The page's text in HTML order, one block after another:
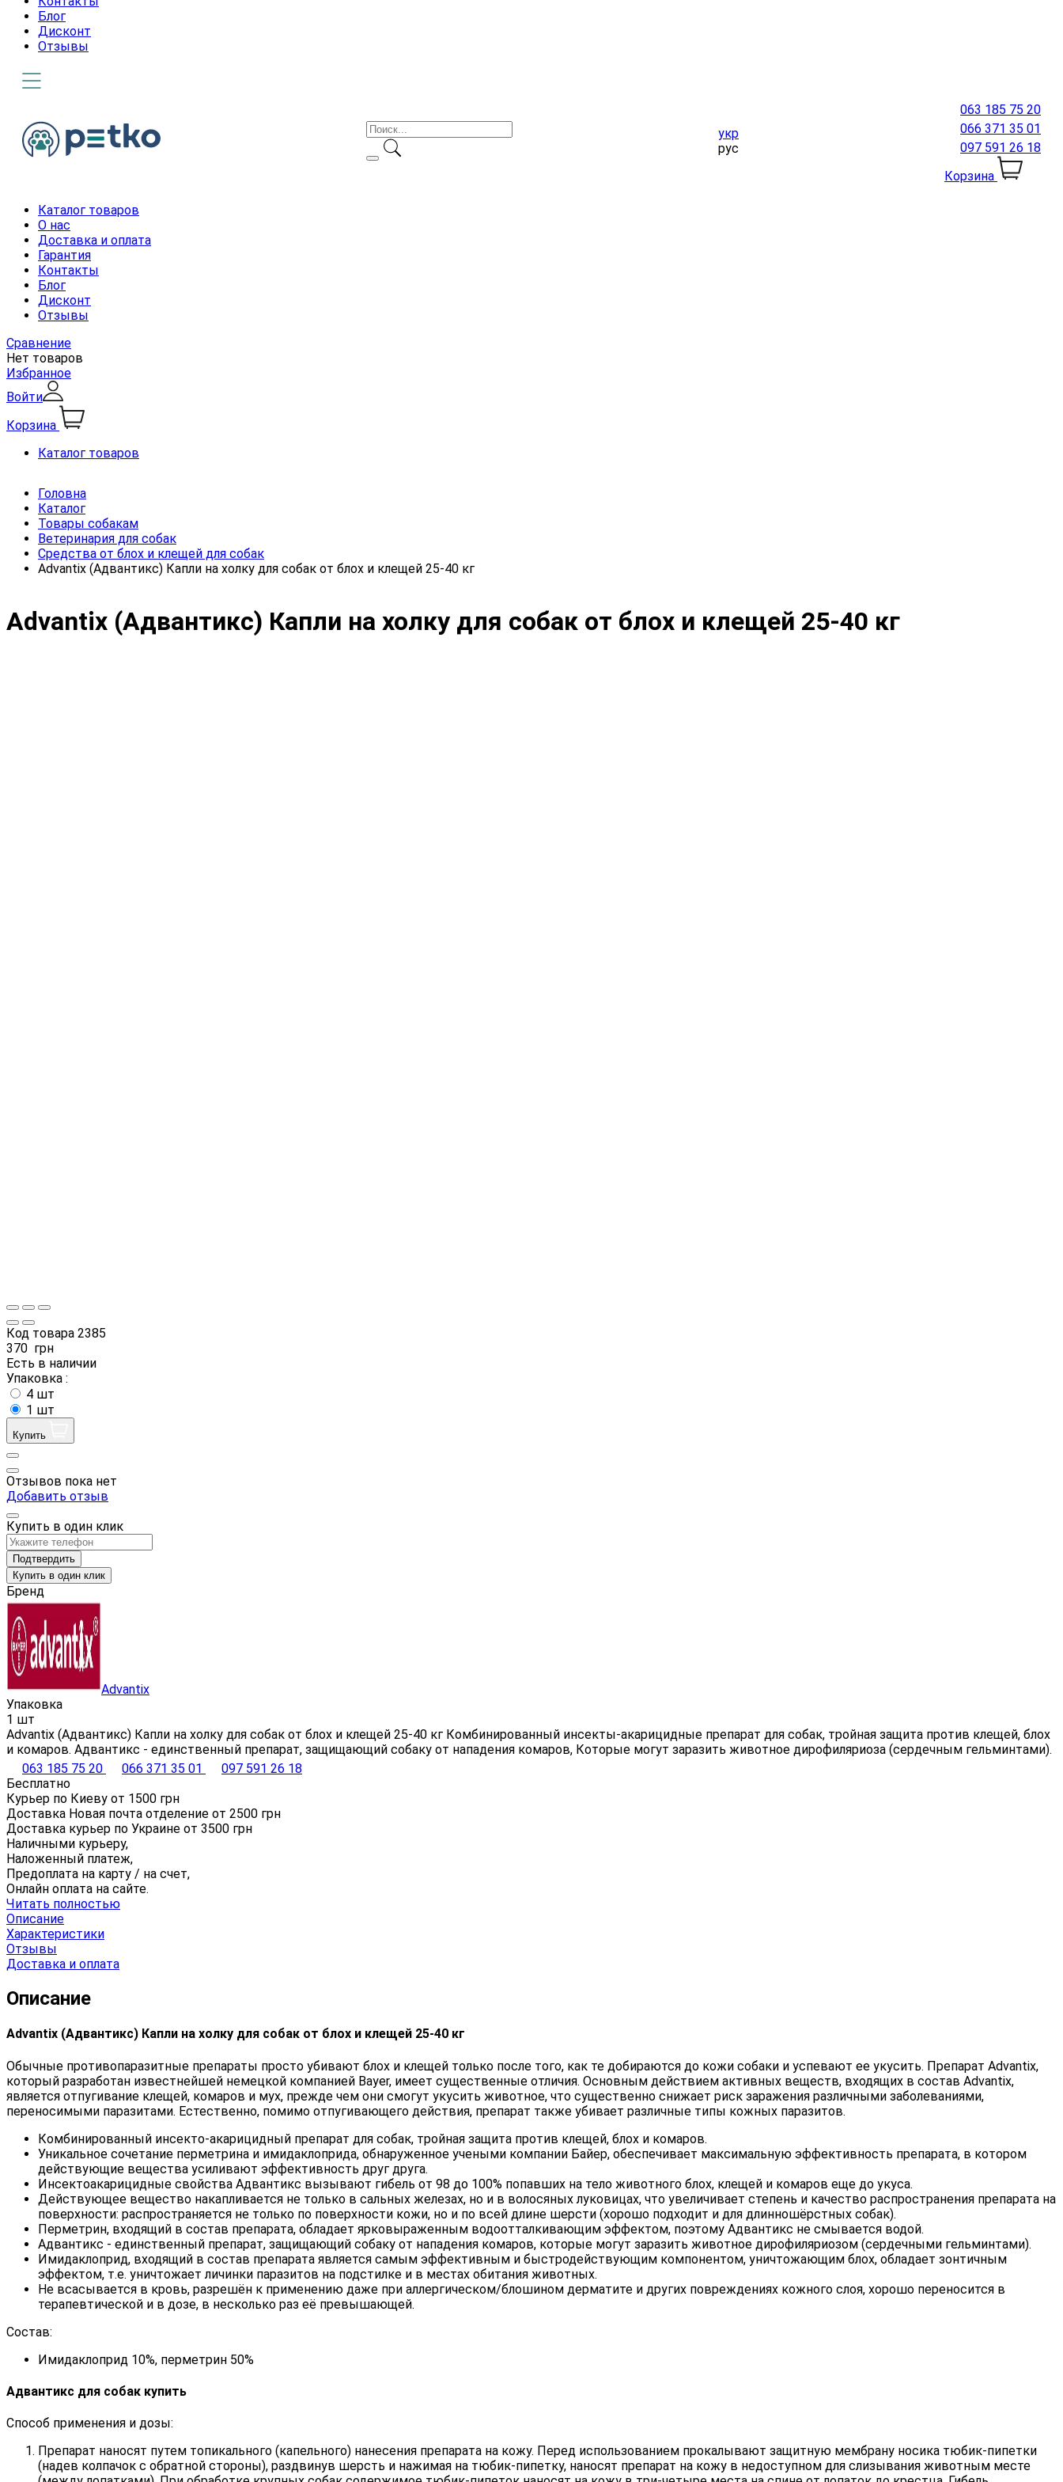
Блог
Дисконт
Отзывы
укр
рус
063 185 75 20
066 371 35 01
097 591 26 18
Корзина
Каталог товаров
О нас
Доставка и оплата
Гарантия
Контакты
Блог
Дисконт
Отзывы
Сравнение
Нет товаров
Избранное
Войти
Корзина
Каталог товаров
Головна
Каталог
Товары собакам
Ветеринария для собак
Средства от блох и клещей для собак
Advantix (Адвантикс) Капли на холку для собак от блох и клещей 25-40 кг
Advantix (Адвантикс) Капли на холку для собак от блох и клещей 25-40 кг
Код товара 2385
370 грн
Есть в наличии
Упаковка :
4 шт
1 шт
Купить
Отзывов пока нет
Добавить отзыв
Купить в один клик
Подтвердить
Купить в один клик
Бренд
Advantix
Упаковка
1 шт
Advantix (Адвантикс) Капли на холку для собак от блох и клещей 25-40 кг Комбинированный инсекты-акарицидные препарат для собак, тройная защита против клещей, блох
и комаров. Адвантикс - единственный препарат, защищающий собаку от нападения комаров, Которые могут заразить животное дирофиляриоза (сердечным гельминтами).
063 185 75 20
066 371 35 01
097 591 26 18
Бесплатно
Курьер по Киеву от 1500 грн
Доставка Новая почта отделение от 2500 грн
Доставка курьер по Украине от 3500 грн
Наличными курьеру,
Наложенный платеж,
Предоплата на карту / на счет,
Онлайн оплата на сайте.
Читать полностью
Описание
Характеристики
Отзывы
Доставка и оплата
Описание
Advantix (Адвантикс) Капли на холку для собак от блох и клещей 25-40 кг
Обычные противопаразитные препараты просто убивают блох и клещей только после того, как те добираются до кожи собаки и успевают ее укусить. Препарат Advantix,
который разработан известнейшей немецкой компанией Bayer, имеет существенные отличия. Основным действием активных веществ, входящих в состав Advantix,
является отпугивание клещей, комаров и мух, прежде чем они смогут укусить животное, что существенно снижает риск заражения различными заболеваниями,
переносимыми паразитами. Естественно, помимо отпугивающего действия, препарат также убивает различные типы кожных паразитов.
Комбинированный инсекто-акарицидный препарат для собак, тройная защита против клещей, блох и комаров.
Уникальное сочетание перметрина и имидаклоприда, обнаруженное учеными компании Байер, обеспечивает максимальную эффективность препарата, в котором
действующие вещества усиливают эффективность друг друга.
Инсектоакарицидные свойства Адвантикс вызывают гибель от 98 до 100% попавших на тело животного блох, клещей и комаров еще до укуса.
Действующее вещество накапливается не только в сальных железах, но и в волосяных луковицах, что увеличивает степень и качество распространения препарата на
поверхности: распространяется не только по поверхности кожи, но и по всей длине шерсти (хорошо подходит и для длинношёрстных собак).
Перметрин, входящий в состав препарата, обладает ярковыраженным водоотталкивающим эффектом, поэтому Адвантикс не смывается водой.
Адвантикс - единственный препарат, защищающий собаку от нападения комаров, которые могут заразить животное дирофиляриозом (сердечными гельминтами).
Имидаклоприд, входящий в состав препарата является самым эффективным и быстродействующим компонентом, уничтожающим блох, обладает зонтичным
эффектом, т.е. уничтожает личинки паразитов на подстилке и в местах обитания животных.
Не всасывается в кровь, разрешён к применению даже при аллергическом/блошином дерматите и других повреждениях кожного слоя, хорошо переносится в
терапевтической и в дозе, в несколько раз её превышающей.
Состав:
Имидаклоприд 10%, перметрин 50%
Адвантикс для собак купить
Способ применения и дозы:
Препарат наносят путем топикального (капельного) нанесения препарата на кожу. Перед использованием прокалывают защитную мембрану носика тюбик-пипетки
(надев колпачок с обратной стороны), раздвинув шерсть и нажимая на тюбик-пипетку, наносят препарат на кожу в недоступном для слизывания животным месте